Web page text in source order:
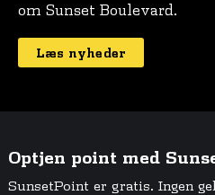
om Sunset Boulevard.
Læs nyheder
Optjen point med
SunsetPoint er gratis. Ingen